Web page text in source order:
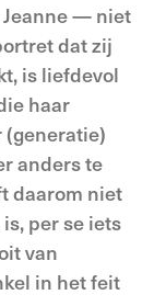
— niet
dat zij
is liefdevol
haar
(generatie)
anders te
daarom niet
per se iets
van
in het feit